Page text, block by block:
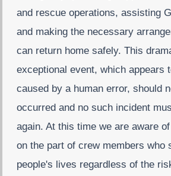
and rescue operations, assisting
and making the necessary
can return home safely. This
exceptional event, which appears
caused by a human error, should
occurred and no such incident
again. At this time we are aware
on the part of crew members who
people's lives regardless of the